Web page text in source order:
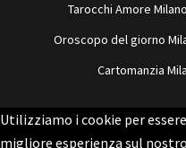
Tarocchi Amore Milano
Oroscopo del giorno
Cartomanzia
Utilizziamo i cookie per
migliore esperienza sul